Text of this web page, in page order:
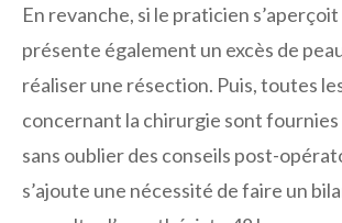
En revanche, si le praticien
présente également un excès de
réaliser une résection. Puis, toutes
concernant la chirurgie sont fournies
sans oublier des conseils post-
s’ajoute une nécessité de faire un